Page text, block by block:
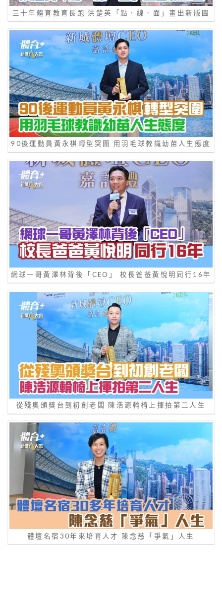
三十年體育教育長跑 洪楚英「點．線．面」畫出新版圖
90後運動員黃永棋轉型突圍 用羽毛球教識幼苗人生態度
網球一哥黃澤林背後「CEO」 校長爸爸黃悅明同行16年
從殘奧頒獎台到初創老闆 陳浩源輪椅上揮拍第二人生
體壇名宿30年來培育人才 陳念慈「爭氣」人生